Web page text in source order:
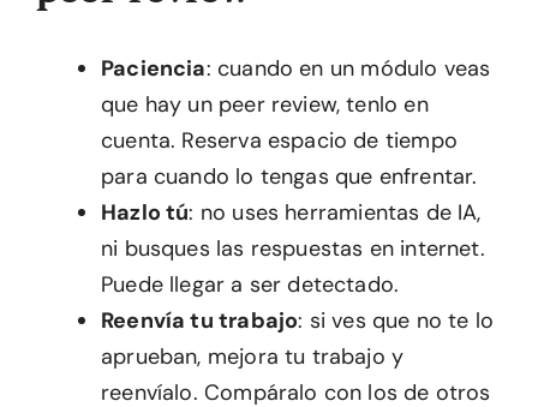
Paciencia: cuando en un módulo veas
que hay un peer review, tenlo en
cuenta. Reserva espacio de tiempo
para cuando lo tengas que enfrentar.
Hazlo tú: no uses herramientas de IA,
ni busques las respuestas en internet.
Puede llegar a ser detectado.
Reenvía tu trabajo: si ves que no te lo
aprueban, mejora tu trabajo y
reenvíalo. Compáralo con los de otros